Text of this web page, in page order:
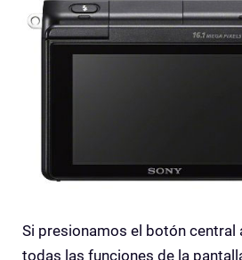
Si presionamos el botón central
todas las funciones de la